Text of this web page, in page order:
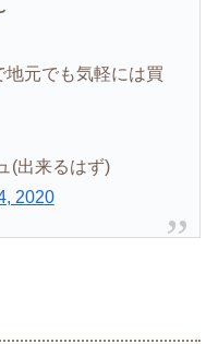
元でも気軽には買
(出来るはず)
2020